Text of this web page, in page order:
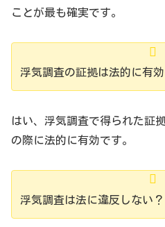
ことが最も確実です。
浮気調査の証拠は法的に有効
はい、浮気調査で得られた証
の際に法的に有効です。
浮気調査は法に違反しない？